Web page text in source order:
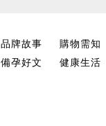
品牌故事 購物需知
備孕好文
健康生活